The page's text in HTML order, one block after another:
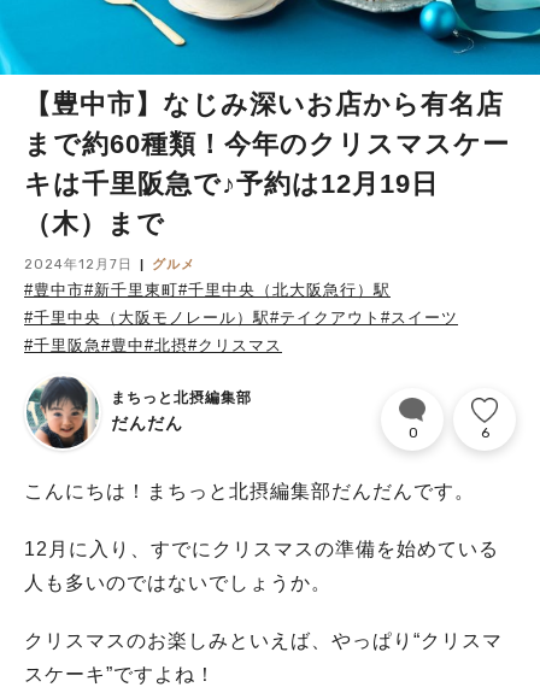
【豊中市】なじみ深いお店から有名店
まで約60種類！今年のクリスマスケー
キは千里阪急で♪予約は12月19日
（木）まで
2024年12月7日 グルメ
#豊中市#新千里東町#千里中央（北大阪急行）駅
#千里中央（大阪モノレール）駅#テイクアウト #スイーツ
#千里阪急 #豊中#北摂#クリスマス
まちっと北摂編集部
だんだん 0 6
こんにちは！まちっと北摂編集部だんだんです。
12月に入り、すでにクリスマスの準備を始めている
人も多いのではないでしょうか。
クリスマスのお楽しみといえば、やっぱり“クリスマ
スケーキ”ですよね！